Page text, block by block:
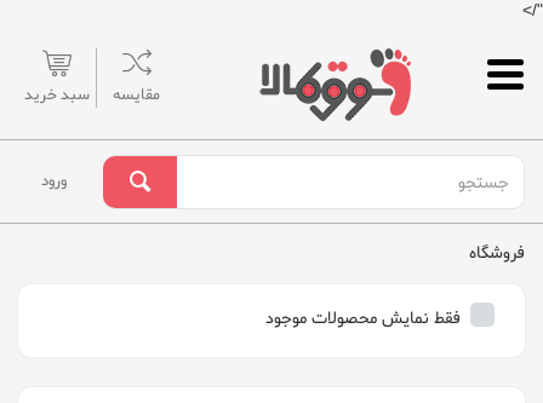
"/>
مقایسه سبد خرید
ورود
فروشگاه
فقط نمایش محصولات موجود